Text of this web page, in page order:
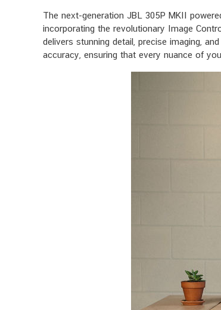
The next-generation JBL 305P MKII
incorporating the revolutionary Image
delivers stunning detail, precise imaging,
accuracy, ensuring that every nuance of